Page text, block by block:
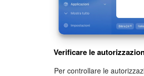
Verificare le
Per controllare le